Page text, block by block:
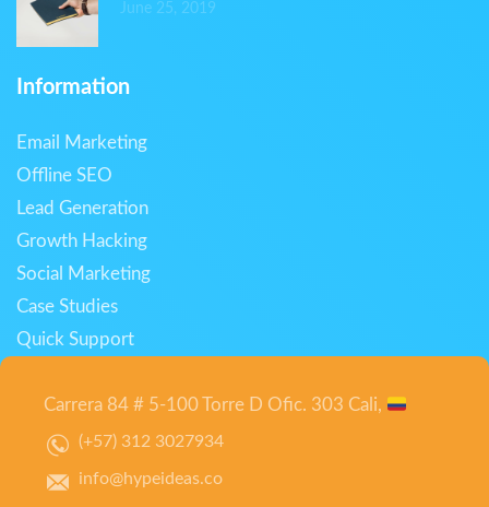
June 25, 2019
Information
Email Marketing
Offline SEO
Lead Generation
Growth Hacking
Social Marketing
Case Studies
Quick Support
Carrera 84 # 5-100 Torre D Ofic. 303 Cali,
(+57) 312 3027934
info@hypeideas.co